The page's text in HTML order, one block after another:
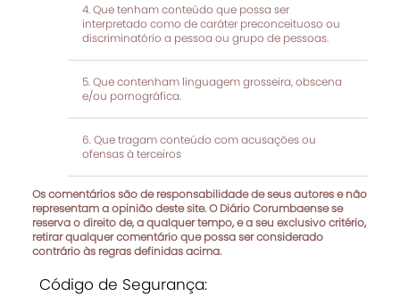
Que tenham conteúdo que possa ser
interpretado como de caráter preconceituoso ou
discriminatório a pessoa ou grupo de pessoas.
Que contenham linguagem grosseira, obscena
e/ou pornográfica.
Que tragam conteúdo com acusações ou
ofensas à terceiros
Os comentários são de responsabilidade de seus autores e não
representam a opinião deste site. O Diário Corumbaense se
reserva o direito de, a qualquer tempo, e a seu exclusivo critério,
retirar qualquer comentário que possa ser considerado
contrário às regras definidas acima.
Código de Segurança: